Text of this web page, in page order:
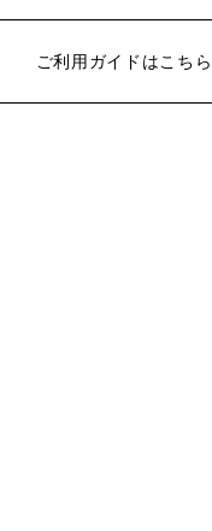
ご利用ガイドはこちら